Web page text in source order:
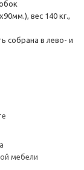
вес 140 кг.,
собрана в лево- и
мебели